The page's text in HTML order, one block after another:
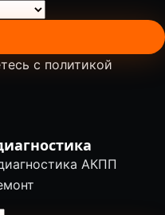
с политикой
АКПП